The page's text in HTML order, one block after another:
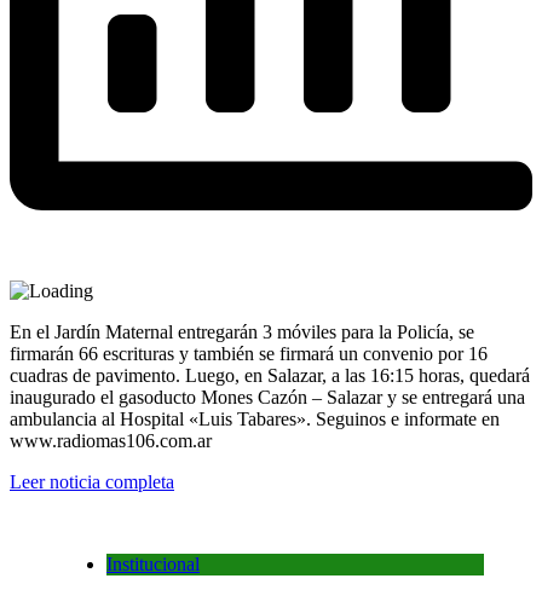
En el Jardín Maternal entregarán 3 móviles para la Policía, se
firmarán 66 escrituras y también se firmará un convenio por 16
cuadras de pavimento. Luego, en Salazar, a las 16:15 horas, quedará
inaugurado el gasoducto Mones Cazón – Salazar y se entregará una
ambulancia al Hospital «Luis Tabares». Seguinos e informate en
www.radiomas106.com.ar
Leer noticia completa
Institucional